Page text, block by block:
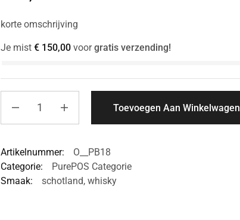
korte omschrijving
Je mist €150,00voorgratis verzending!
Toevoegen Aan Winkelwagen
Artikelnummer:
O__PB18
Categorie:
PurePOS Categorie
Smaak:
schotland, whisky